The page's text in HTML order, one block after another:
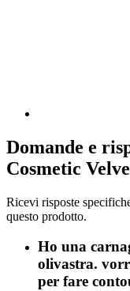
Domande e
Cosmetic
Ricevi risposte
questo prodotto.
Ho una
olivastra.
per fare